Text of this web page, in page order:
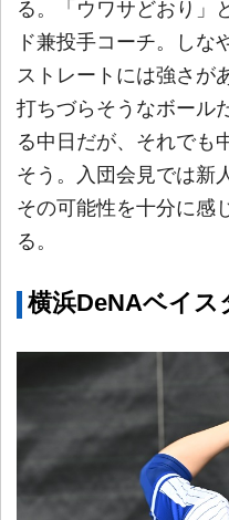
る。「ウワサどおり」
ド兼投手コーチ。しな
ストレートには強さが
打ちづらそうなボール
る中日だが、それでも
そう。入団会見では新
その可能性を十分に感
る。
横浜DeNAベイス